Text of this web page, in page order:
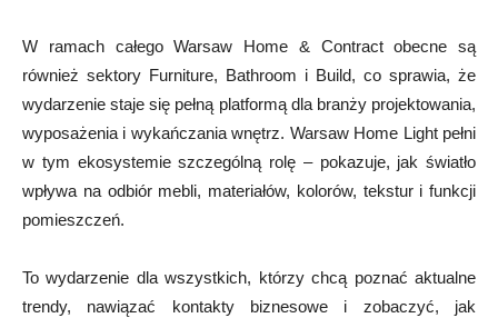
W ramach całego Warsaw Home & Contract obecne są
również sektory Furniture, Bathroom i Build, co sprawia, że
wydarzenie staje się pełną platformą dla branży projektowania,
wyposażenia i wykańczania wnętrz. Warsaw Home Light pełni
w tym ekosystemie szczególną rolę – pokazuje, jak światło
wpływa na odbiór mebli, materiałów, kolorów, tekstur i funkcji
pomieszczeń.
To wydarzenie dla wszystkich, którzy chcą poznać aktualne
trendy, nawiązać kontakty biznesowe i zobaczyć, jak